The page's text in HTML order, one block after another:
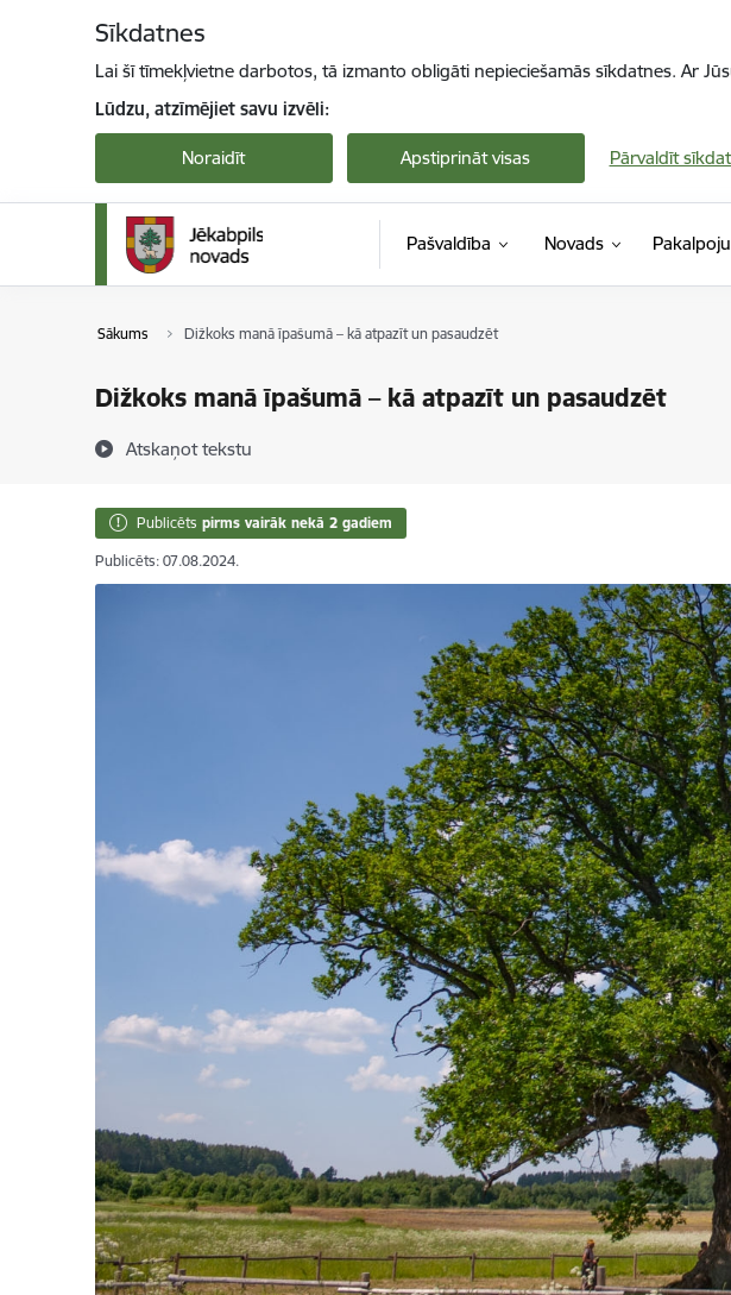
Sīkdatnes
Lai šī tīmekļvietne darbotos, tā izmanto obligāti nepieciešamās sīkdatnes. Ar
Lūdzu, atzīmējiet savu izvēli:
Noraidīt Apstiprināt visas Pārvaldīt
Pašvaldība Novads
Sākums Dižkoks manā īpašumā – kā atpazīt un pasaudzēt
Dižkoks manā īpašumā – kā atpazīt un pasaudzēt
Atskaņot tekstu
Publicēts pirms vairāk nekā 2 gadiem
Publicēts: 07.08.2024.